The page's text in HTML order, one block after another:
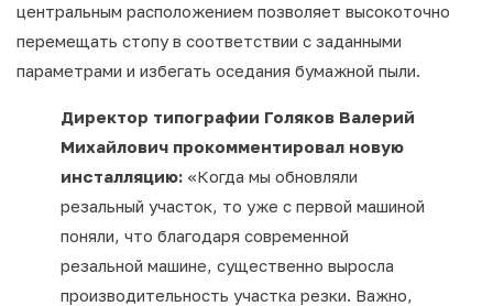
центральным расположением позволяет высокоточно
перемещать стопу в соответствии с заданными
параметрами и избегать оседания бумажной пыли.
Директор типографии Голяков Валерий
Михайлович прокомментировал новую
инсталляцию: «Когда мы обновляли
резальный участок, то уже с первой машиной
поняли, что благодаря современной
резальной машине, существенно выросла
производительность участка резки. Важно,